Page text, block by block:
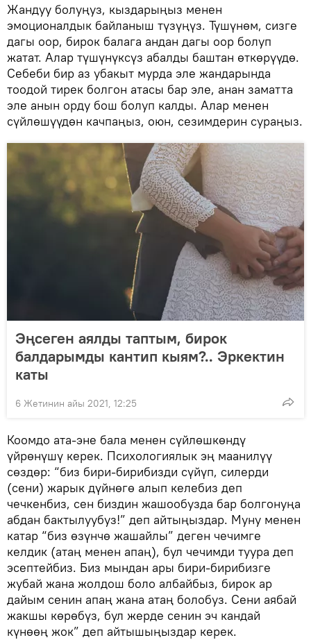
Жандуу болуңуз, кыздарыңыз менен
эмоционалдык байланыш түзүңүз. Түшүнөм, сизге
дагы оор, бирок балага андан дагы оор болуп
жатат. Алар түшүнүксүз абалды баштан өткөрүүдө.
Себеби бир аз убакыт мурда эле жандарында
тоодой тирек болгон атасы бар эле, анан заматта
эле анын орду бош болуп калды. Алар менен
сүйлөшүүдөн качпаңыз, оюн, сезимдерин сураңыз.
Эңсеген аялды таптым, бирок
балдарымды кантип кыям?.. Эркектин
каты
6 Жетинин айы 2021, 12:25
Коомдо ата-эне бала менен сүйлөшкөндү
үйрөнүшү керек. Психологиялык эң маанилүү
сөздөр: “биз бири-бирибизди сүйүп, силерди
(сени) жарык дүйнөгө алып келебиз деп
чечкенбиз, сен биздин жашообузда бар болгонуңа
абдан бактылуубуз!” деп айтыңыздар. Муну менен
катар “биз өзүнчө жашайлы” деген чечимге
келдик (атаң менен апаң), бул чечимди туура деп
эсептейбиз. Биз мындан ары бири-бирибизге
жубай жана жолдош боло албайбыз, бирок ар
дайым сенин апаң жана атаң болобуз. Сени аябай
жакшы көрөбүз, бул жерде сенин эч кандай
күнөөң жок” деп айтышыңыздар керек.